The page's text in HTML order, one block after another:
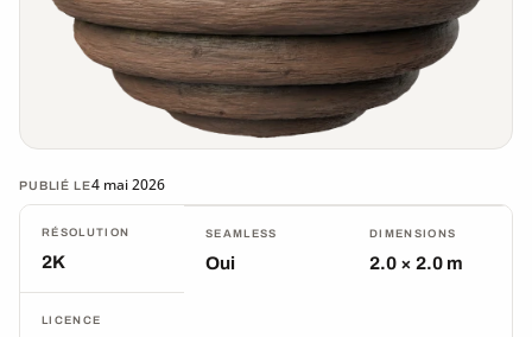
PUBLIÉ LE4 mai 2026
RÉSOLUTION
2K
SEAMLESS
Oui
DIMENSIONS
2.0 × 2.0 m
LICENCE